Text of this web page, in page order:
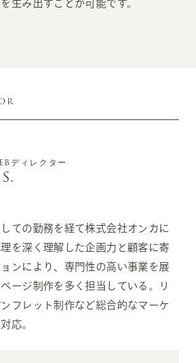
生み出すことが可能です。
ディレクター
ての勤務を経て株式会社オンカに
を深く理解した企画力と顧客に寄
ンにより、専門性の高い事業を展
ージ制作を多く担当している。リ
フレット制作など総合的なマーケ
応。